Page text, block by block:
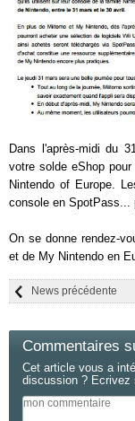
Dans l'après-midi du
votre solde eShop
Nintendo of Europe.
console en SpotPass...
On se donne rendez-
et de My Nintendo en
News précédente
Commentaires
Cet article vous a
discussion ? Ecrivez